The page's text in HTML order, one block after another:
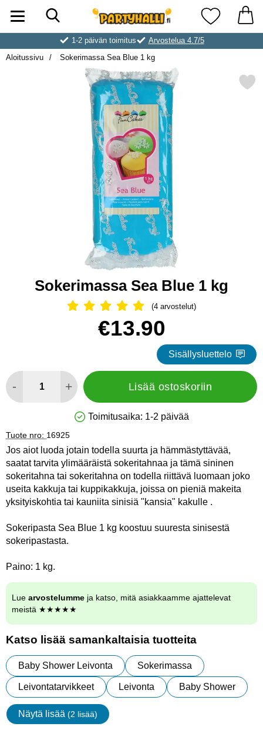
Ostoskori laajennettu Partyhallen AB
Suosikkini
1-2 päivän toimitus
Arvostelua 4.7/5
Aloitussivu
Sokerimassa Sea Blue 1 kg
Merkitse sokerimassa Sea
Sokerimassa Sea Blue 1 kg
Arvostelu: 5 Tähdet, Ohita kaikki
(4 arvostelut)
hinta
€13.90
Sisällysluettelo
- + Lisää ostoskoriin
Saatavuus: Varastossa
Toimitusaika: 1-2 päivää
Tuote nro: 16925
Jos aiot luoda jotain todella suurta ja hämmästyttävää,
saatat tarvita ylimääräistä sokeritahnaa ja tämä sininen
sokeritahna tai sokeritahna on todella riittävä luomaan joko
useita kakkuja tai kuppikakkuja, joissa on pieniä makeita
yksityiskohtia tai kauniita sinisiä "kansia" kakulle .
Sokeripasta Sea Blue 1 kg koostuu suuresta sinisestä
sokeripastasta.
Paino: 1 kg.
Lue arvostelumme ja katso, mitä asiakkaamme ajattelevat
meistä ★★★★★
Katso lisää samankaltaisia tuotteita
Baby Shower Leivonta Sokerimassa
Leivontatarvikkeet Leivonta Baby Shower
Näytä lisää (2 lisää)
ominaisuudet